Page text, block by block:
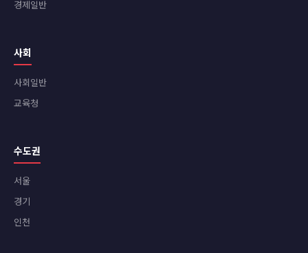
경제일반
사회
사회일반
교육청
수도권
서울
경기
인천